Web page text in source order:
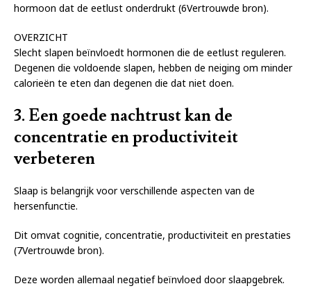
hormoon dat de eetlust onderdrukt (6Vertrouwde bron).
OVERZICHT
Slecht slapen beïnvloedt hormonen die de eetlust reguleren.
Degenen die voldoende slapen, hebben de neiging om minder
calorieën te eten dan degenen die dat niet doen.
3. Een goede nachtrust kan de
concentratie en productiviteit
verbeteren
Slaap is belangrijk voor verschillende aspecten van de
hersenfunctie.
Dit omvat cognitie, concentratie, productiviteit en prestaties
(7Vertrouwde bron).
Deze worden allemaal negatief beïnvloed door slaapgebrek.